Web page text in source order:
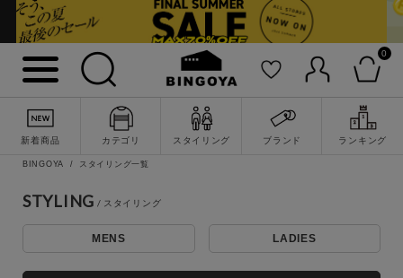
0
新着商品 カテゴリ スタイリング ブランド ランキング
詳細検索
キーワード
BINGOYA スタイリング一覧
STYLING
MENS LADIES